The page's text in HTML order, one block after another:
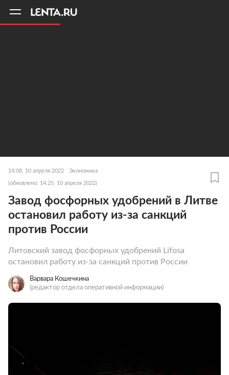
14:08, 10 апреля 2022 Экономика
(обновлено: 14:25, 10 апреля 2022)
Завод фосфорных удобрений в Литве
остановил работу из-за санкций
против России
Литовский завод фосфорных удобрений Lifosa
остановил работу из-за санкций против России
Варвара Кошечкина
(редактор отдела оперативной информации)